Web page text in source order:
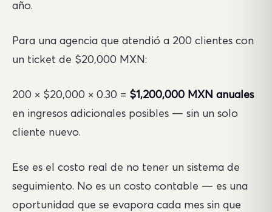
año.
Para una agencia que atendió a 200 clientes con
un ticket de $20,000 MXN:
200 × $20,000 × 0.30 = $1,200,000 MXN anuales
en ingresos adicionales posibles — sin un solo
cliente nuevo.
Ese es el costo real de no tener un sistema de
seguimiento. No es un costo contable — es una
oportunidad que se evapora cada mes sin que